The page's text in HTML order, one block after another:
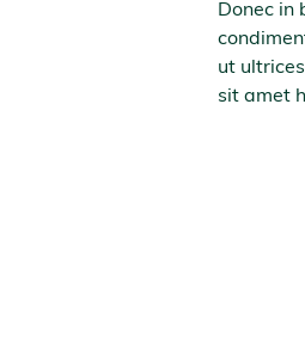
Donec in
ut
sit amet